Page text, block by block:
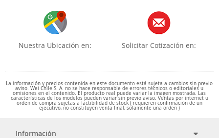
Nuestra Ubicación en: Solicitar Cotización en:
La información y precios contenida en este documento está sujeta a cambios sin previo
aviso. Wei Chile S. A. no se hace responsable de errores técnicos o editoriales u
omisiones en el contenido. El producto real puede variar la imagen mostrada. Las
características de los modelos pueden variar sin previo aviso. Ventas por internet u
orden de compra sujetas a factibilidad de stock ( requieren confirmación de un
ejecutivo, no constituyen venta final, solamente una orden )
Información